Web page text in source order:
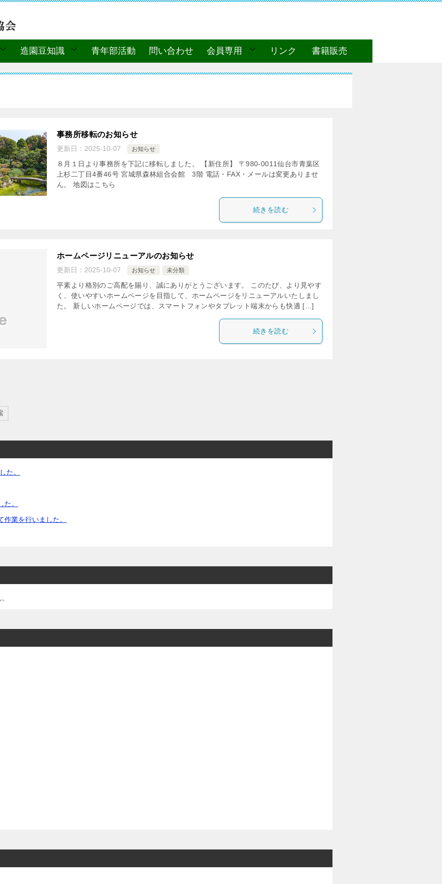
造園豆知識 青年部活動 問い合わせ 会員専用 リンク 書籍販売
事務所移転のお知らせ
更新日： 2025-10-07 お知らせ
８月１日より事務所を下記に移転しました。 【新住所】 〒980-0011仙台市青葉区
上杉二丁目4番46号 宮城県森林組合会館 3階 電話・FAX・メールは変更ありませ
ん。 地図はこちら
続きを読む
ホームページリニューアルのお知らせ
更新日： 2025-10-07 お知らせ 未分類
平素より格別のご高配を賜り、誠にありがとうございます。 このたび、より見やす
く、使いやすいホームページを目指して、ホームページをリニューアルいたしまし
た。 新しいホームページでは、スマートフォンやタブレット端末からも快適 […]
続きを読む
た。
。
業を行いました。